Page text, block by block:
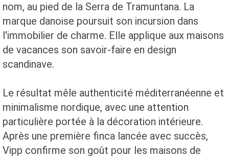
nom, au pied de la Serra de Tramuntana. La
marque danoise poursuit son incursion dans
l'immobilier de charme. Elle applique aux maisons
de vacances son savoir-faire en design
scandinave.
Le résultat mêle authenticité méditerranéenne et
minimalisme nordique, avec une attention
particulière portée à la décoration intérieure.
Après une première finca lancée avec succès,
Vipp confirme son goût pour les maisons de